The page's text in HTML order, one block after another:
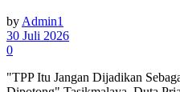
by Admin1
30 Juli 2026
0
"TPP Itu Jangan Dijadikan